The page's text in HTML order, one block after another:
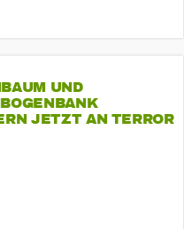
UND
JETZT AN TERROR